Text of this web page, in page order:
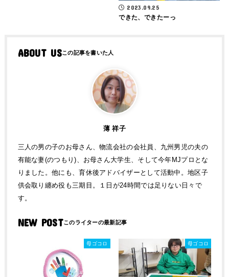
2023.09.25
できた、できたーっ
ABOUT US
薄 祥子
三人の男の子のお母さん、物流会社の会社員、九州男児の夫の
有能な妻(のつもり)、お母さん大学生、そして今年MJプロとな
りました。他にも、育休後アドバイザーとして活動中。地区子
供会取り纏め役も三期目。１日が24時間では足りない日々で
す。
NEW POST
母ゴコロ 母ゴコロ